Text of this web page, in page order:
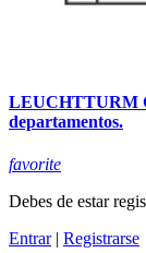
LEUCHTTURM
departamentos.
favorite
Debes de estar
Entrar| Registrarse